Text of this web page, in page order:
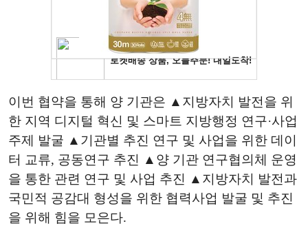
이번 협약을 통해 양 기관은 ▲지방자치 발전을 위
한 지역 디지털 혁신 및 스마트 지방행정 연구·사업
주제 발굴 ▲기관별 추진 연구 및 사업을 위한 데이
터 교류, 공동연구 추진 ▲양 기관 연구협의체 운영
을 통한 관련 연구 및 사업 추진 ▲지방자치 발전과
국민적 공감대 형성을 위한 협력사업 발굴 및 추진
을 위해 힘을 모은다.